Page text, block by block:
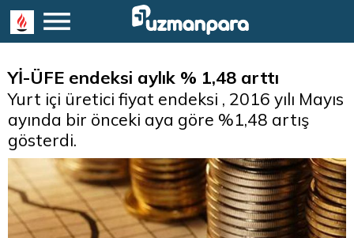
Yİ-ÜFE endeksi aylık % 1,48 arttı
Yurt içi üretici fiyat endeksi , 2016 yılı Mayıs
ayında bir önceki aya göre %1,48 artış
gösterdi.